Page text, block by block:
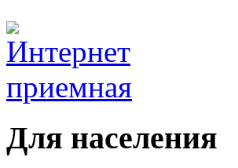
Для населения